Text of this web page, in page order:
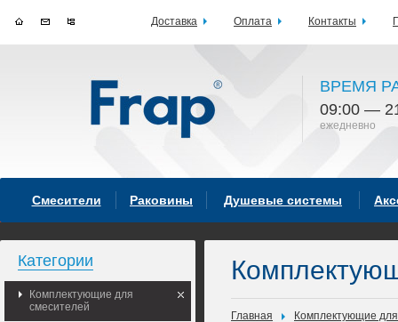
ВРЕМЯ
09:00 —
ежедневно
Смесители Раковины Душевые системы
Категории
Комплектующие для
смесителей
Главная Комплектующие
Доставка Оплата Контакты